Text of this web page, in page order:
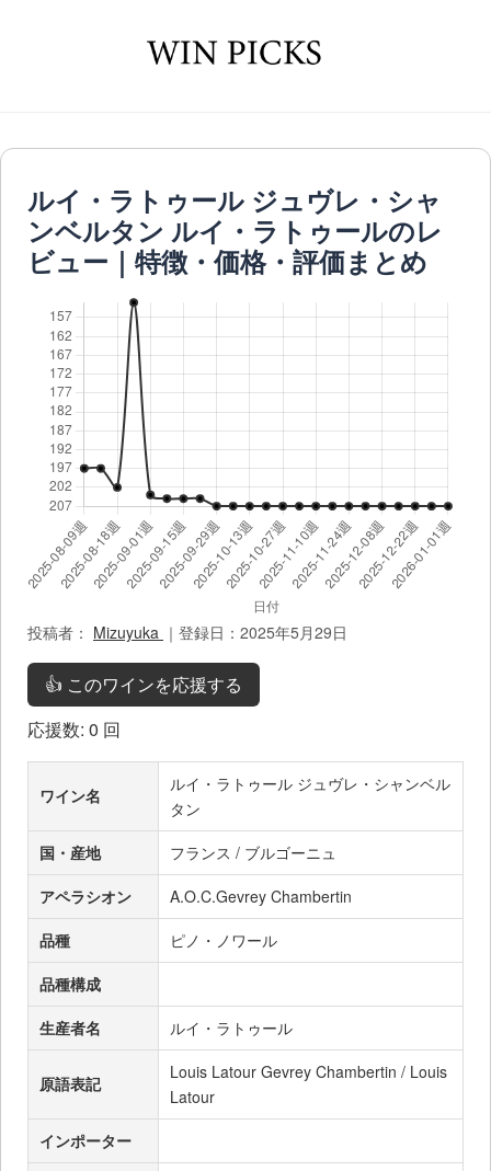
ルイ・ラトゥール ジュヴレ・シャ
ンベルタン ルイ・ラトゥールのレ
ビュー｜特徴・価格・評価まとめ
投稿者： Mizuyuka ｜登録日：2025年5月29日
👍 このワインを応援する
応援数: 0 回
ワイン名
ルイ・ラトゥール ジュヴレ・シャンベル
タン
国・産地
フランス / ブルゴーニュ
アペラシオン
A.O.C.Gevrey Chambertin
品種
ピノ・ノワール
品種構成
生産者名
ルイ・ラトゥール
原語表記
Louis Latour Gevrey Chambertin / Louis
Latour
インポーター